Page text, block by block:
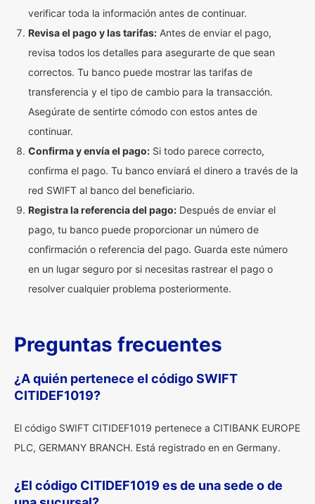
verificar toda la información antes de continuar.
Revisa el pago y las tarifas: Antes de enviar el pago,
revisa todos los detalles para asegurarte de que sean
correctos. Tu banco puede mostrar las tarifas de
transferencia y el tipo de cambio para la transacción.
Asegúrate de sentirte cómodo con estos antes de
continuar.
Confirma y envía el pago: Si todo parece correcto,
confirma el pago. Tu banco enviará el dinero a través de la
red SWIFT al banco del beneficiario.
Registra la referencia del pago: Después de enviar el
pago, tu banco puede proporcionar un número de
confirmación o referencia del pago. Guarda este número
en un lugar seguro por si necesitas rastrear el pago o
resolver cualquier problema posteriormente.
Preguntas frecuentes
¿A quién pertenece el código SWIFT
CITIDEF1019?
El código SWIFT CITIDEF1019 pertenece a CITIBANK EUROPE
PLC, GERMANY BRANCH. Está registrado en en Germany.
¿El código CITIDEF1019 es de una sede o de